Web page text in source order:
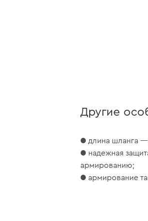
Другие
● длина шланга
● надежная
армированию;
● армирование